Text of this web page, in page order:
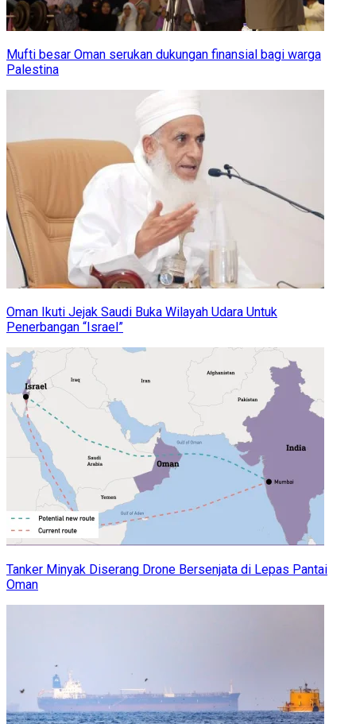
Mufti besar Oman serukan dukungan finansial bagi warga
Palestina
Oman Ikuti Jejak Saudi Buka Wilayah Udara Untuk
Penerbangan “Israel”
Tanker Minyak Diserang Drone Bersenjata di Lepas Pantai
Oman